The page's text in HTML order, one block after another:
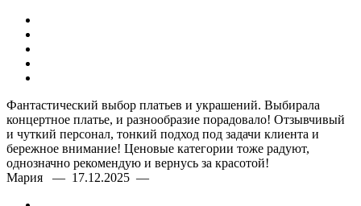
Фантастический выбор платьев и украшений. Выбирала
концертное платье, и разнообразие порадовало! Отзывчивый
и чуткий персонал, тонкий подход под задачи клиента и
бережное внимание! Ценовые категории тоже радуют,
однозначно рекомендую и вернусь за красотой!
Мария — 17.12.2025 —